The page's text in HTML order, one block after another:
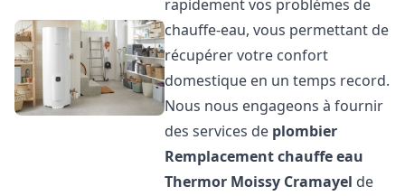
rapidement vos problèmes de
chauffe-eau, vous permettant de
récupérer votre confort
domestique en un temps record.
Nous nous engageons à fournir
des services de plombier
Remplacement chauffe eau
Thermor Moissy Cramayel de